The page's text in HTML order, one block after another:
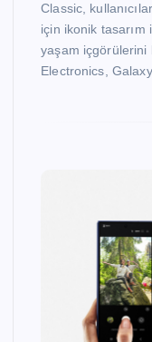
Classic,
için ikonik tasarım
yaşam içgörülerini
Electronics,